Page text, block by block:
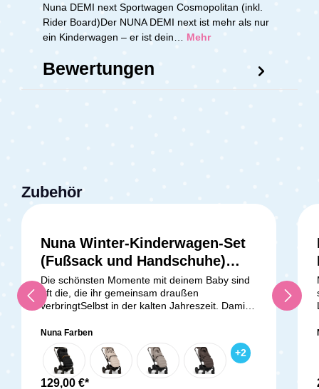
Nuna DEMI next Sportwagen Cosmopolitan (inkl.
Rider Board)Der NUNA DEMI next ist mehr als nur
ein Kinderwagen – er ist dein… Mehr
Bewertungen
Zubehör
Nuna Winter-Kinderwagen-Set
(Fußsack und Handschuhe)
Biscotti
Die schönsten Momente mit deinem Baby sind
oft die, die ihr gemeinsam draußen
verbringtSelbst in der kalten Jahreszeit. Damit
mit neugierigen Augen entdecken kann, ist ein
kuscheliger Fußsack unverzichtbar. Dieser
sorgt für wohlige Wärme und Geborgenheit,
damit ihr gemeinsam jede Jahreszeit in vollen
Zügen genießen könnt. Rundum geschützt und
Nuna Farben
+2
129,00 €*